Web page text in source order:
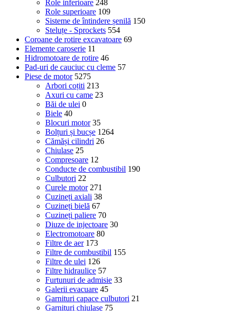
Role inferioare 248
Role superioare 109
Sisteme de întindere șenilă 150
Steluțe - Sprockets 554
Coroane de rotire excavatoare 69
Elemente caroserie 11
Hidromotoare de rotire 46
Pad-uri de cauciuc cu cleme 57
Piese de motor 5275
Arbori coțiti 213
Axuri cu came 23
Băi de ulei 0
Biele 40
Blocuri motor 35
Bolțuri și bucșe 1264
Cămăși cilindri 26
Chiulase 25
Compresoare 12
Conducte de combustibil 190
Culbutori 22
Curele motor 271
Cuzineți axiali 38
Cuzineți bielă 67
Cuzineți paliere 70
Diuze de injectoare 30
Electromotoare 80
Filtre de aer 173
Filtre de combustibil 155
Filtre de ulei 126
Filtre hidraulice 57
Furtunuri de admisie 33
Galerii evacuare 45
Garnituri capace culbutori 21
Garnituri chiulase 75